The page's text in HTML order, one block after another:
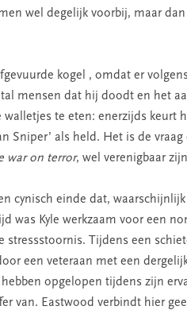
wel degelijk voorbij, maar
kogel , omdat er
mensen dat hij doodt en het
walletjes te eten: enerzijds keurt
Sniper’ als held. Het is de
war on terror, wel verenigbaar
cynisch einde dat,
was Kyle werkzaam voor een
Tijdens een
een veteraan met een
opgelopen tijdens zijn
van. Eastwood verbindt hier